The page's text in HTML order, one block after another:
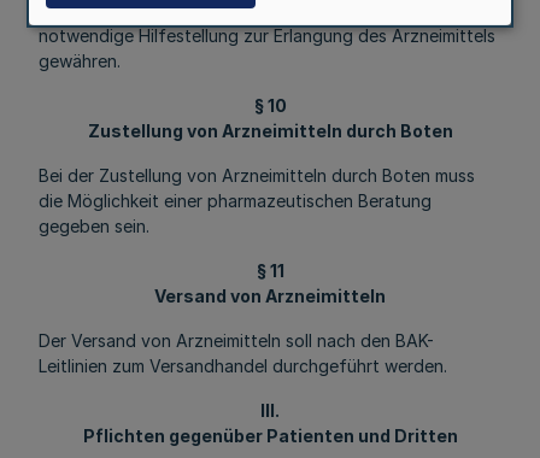
erforderliche Arzneimittel nicht liefern, muss sie die
notwendige Hilfestellung zur Erlangung des Arzneimittels
gewähren.
§ 10
Zustellung von Arzneimitteln durch Boten
Bei der Zustellung von Arzneimitteln durch Boten muss
die Möglichkeit einer pharmazeutischen Beratung
gegeben sein.
§ 11
Versand von Arzneimitteln
Der Versand von Arzneimitteln soll nach den BAK-
Leitlinien zum Versandhandel durchgeführt werden.
III.
Pflichten gegenüber Patienten und Dritten